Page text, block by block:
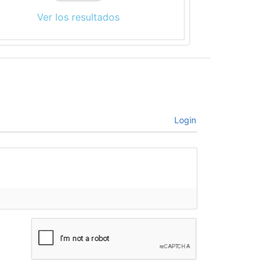
Ver los resultados
Login